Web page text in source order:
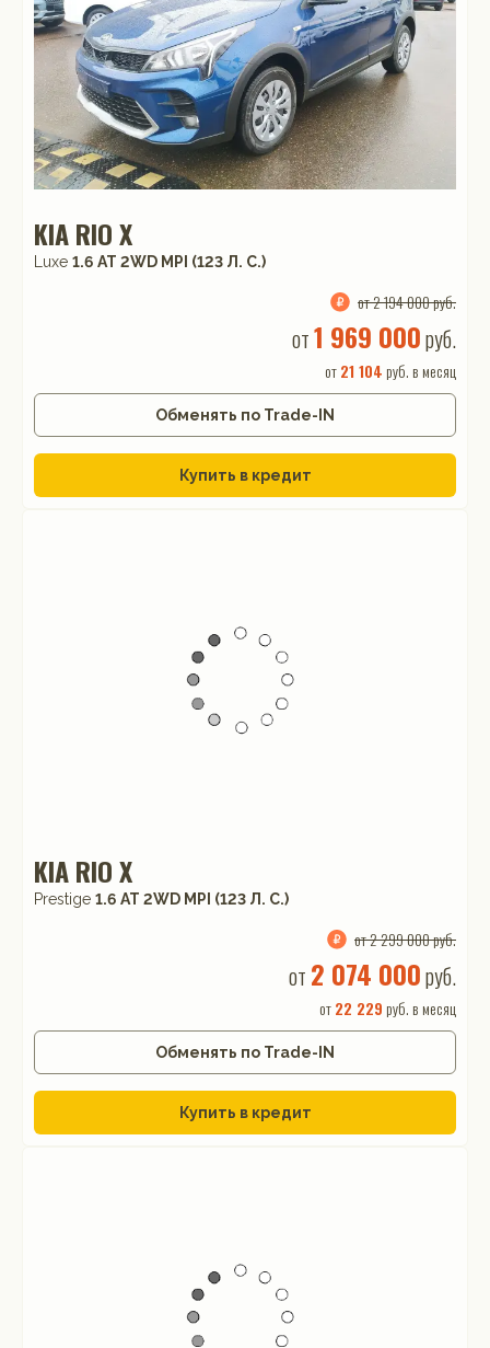
KIA RIO X
Luxe 1.6 АТ 2WD MPI (123 Л. C.)
от 2 194 000 руб.
от1 969 000руб.
от21 104 руб. в месяц
Обменять по Trade-IN
Купить в кредит
KIA RIO X
Prestige 1.6 АТ 2WD MPI (123 Л. C.)
от 2 299 000 руб.
от 2 074 000руб.
от22 229 руб. в месяц
Обменять по Trade-IN
Купить в кредит